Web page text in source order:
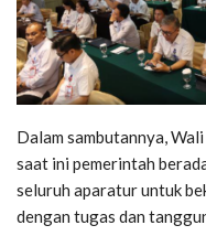
Dalam sambutannya,
saat ini pemerintah
seluruh aparatur untuk
dengan tugas dan